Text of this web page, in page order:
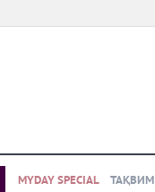
MYDAY SPECIAL ТАҚВИМ